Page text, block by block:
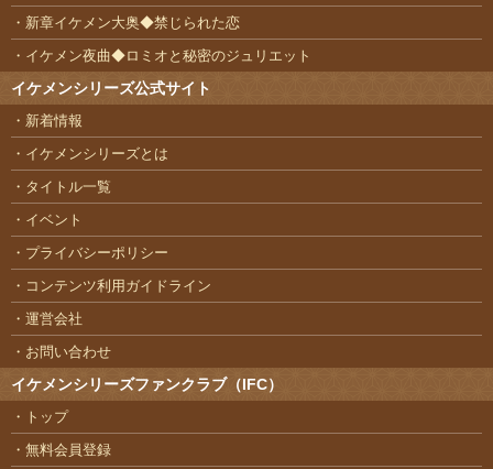
新章イケメン大奥◆禁じられた恋
イケメン夜曲◆ロミオと秘密のジュリエット
イケメンシリーズ公式サイト
新着情報
イケメンシリーズとは
タイトル一覧
イベント
プライバシーポリシー
コンテンツ利用ガイドライン
運営会社
お問い合わせ
イケメンシリーズファンクラブ（IFC）
トップ
無料会員登録